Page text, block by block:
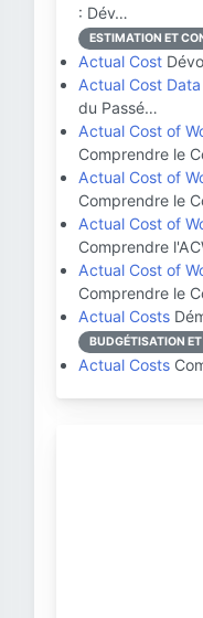
: Dév…
ESTIMATION ET
Actual Cost
Actual Cost
du Passé…
Actual Cost of
Comprendre le
Actual Cost of
Comprendre le
Actual Cost of
Comprendre
Actual Cost of
Comprendre le
Actual Costs
BUDGÉTISATION
Actual Costs